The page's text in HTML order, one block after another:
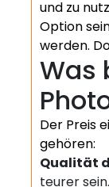
und zu
Option
werden.
Was
Der Preis
gehören:
Qualität
teurer sein.